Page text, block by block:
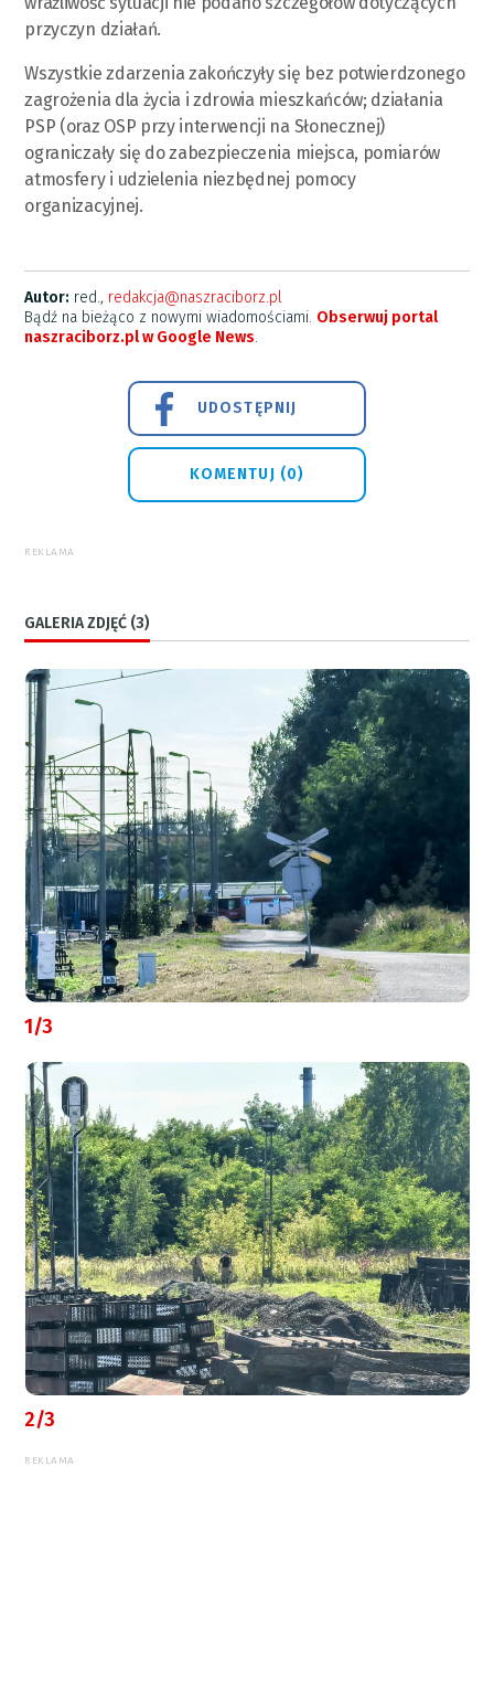
przyczyn działań.
Wszystkie zdarzenia zakończyły się bez potwierdzonego
zagrożenia dla życia i zdrowia mieszkańców; działania
PSP (oraz OSP przy interwencji na Słonecznej)
ograniczały się do zabezpieczenia miejsca, pomiarów
atmosfery i udzielenia niezbędnej pomocy
organizacyjnej.
Autor: red., redakcja@naszraciborz.pl
Bądź na bieżąco z nowymi wiadomościami. Obserwuj portal
naszraciborz.pl w Google News.
UDOSTĘPNIJ
KOMENTUJ (0)
REKLAMA
GALERIA ZDJĘĆ (3)
1/3
2/3
REKLAMA